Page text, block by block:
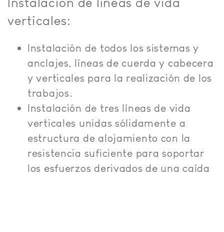
verticales:
Instalación de todos los sistemas y
anclajes, líneas de cuerda y cabecera
y verticales para la realización de los
trabajos.
Instalación de tres líneas de vida
verticales unidas sólidamente a
estructura de alojamiento con la
resistencia suficiente para soportar
los esfuerzos derivados de una caída